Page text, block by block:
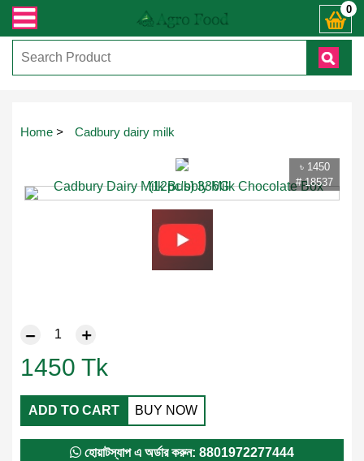
কল করুনঃ ( IMO + Whatsapp ) +8801972277444। সহজে অর্ডার করতে প্রোডাক্ট 0
Home > Cadbury dairy milk
৳ 1450
# 18537
1450 Tk
ADD TO CART BUY NOW
হোয়াটস্যাপ এ অর্ডার করুন: 8801972277444